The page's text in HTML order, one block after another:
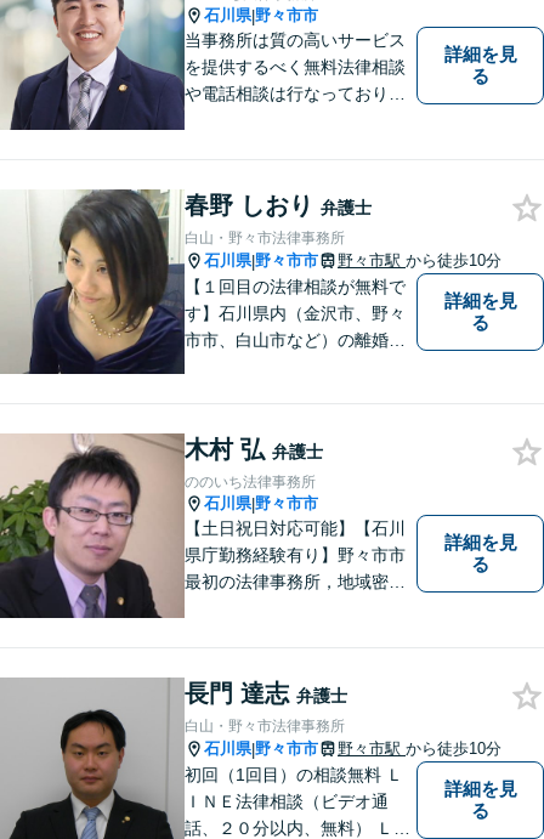
石川県|野々市市
当事務所は質の高いサービス
を提供するべく無料法律相談
や電話相談は行なっておりま
回収「スピード対応」／企業
法務「顧問契約も可能」【夜
間・休日面談可】【完全個
室】
詳細を見
る
春野 しおり 弁護士
白山・野々市法律事務所
石川県|野々市市 野々市駅 から徒歩10分
【１回目の法律相談が無料で
す】石川県内（金沢市、野々
市市、白山市など）の離婚、
のお悩みも、女性の弁護士が
相談にのることができます。
【女性弁護士在籍】
詳細を見
る
木村 弘 弁護士
ののいち法律事務所
石川県|野々市市
【土日祝日対応可能】【石川
県庁勤務経験有り】野々市市
最初の法律事務所，地域密着
詳細を見
る
長門 達志 弁護士
白山・野々市法律事務所
石川県|野々市市 野々市駅 から徒歩10分
初回（1回目）の相談無料 Ｌ
ＩＮＥ法律相談（ビデオ通
話、２０分以内、無料） ＬＩ
詳細を見
る